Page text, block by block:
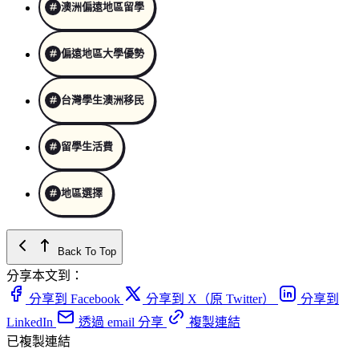
澳洲偏遠地區留學
偏遠地區大學優勢
台灣學生澳洲移民
留學生活費
地區選擇
Back To Top
分享本文到：
分享到 Facebook
分享到 X（原 Twitter）
分享到
LinkedIn
透過 email 分享
複製連結
已複製連結